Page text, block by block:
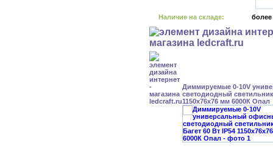
Наличие на складе: более
Диммируемые 0-10V
светодиодный светильник
1150x76x76 мм 6000К Опал